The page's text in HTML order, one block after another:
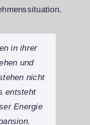
in ihrer
und
nicht
entsteht
Energie